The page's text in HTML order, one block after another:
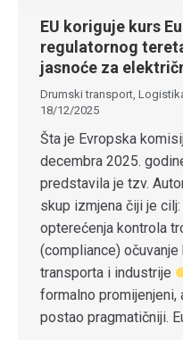
EU koriguje kurs
regulatornog
jasnoće za
Drumski transport,
18/12/2025
Šta je Evropska
decembra 2025.
predstavila je tzv.
skup izmjena čiji je
opterećenja kontrola
(compliance)
transporta i industrije
formalno promijenjeni,
postao pragmatičniji.